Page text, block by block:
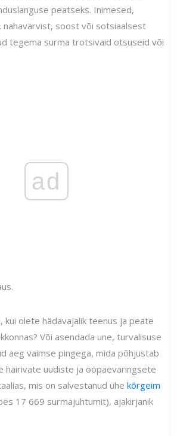
peatseks. Inimesed,
nahavärvist, soost või sotsiaalsest
tegema surma trotsivaid otsuseid või
ad
kui olete hädavajalik teenus ja peate
Või asendada une, turvalisuse
aeg vaimse pingega, mida põhjustab
häirivate uudiste ja ööpäevaringsete
mis on salvestanud ühe kõrgeim
17 669 surmajuhtumit), ajakirjanik